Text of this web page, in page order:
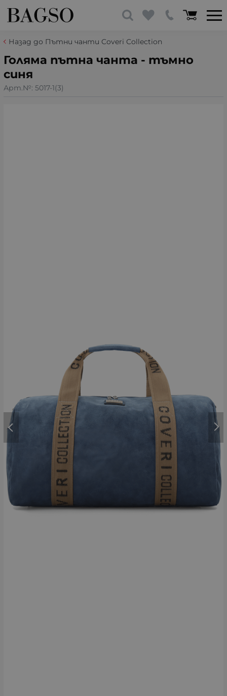
Назад до Пътни чанти Coveri Collection
Голяма пътна чанта - тъмно
синя
Арт.№: 5017-1(3)